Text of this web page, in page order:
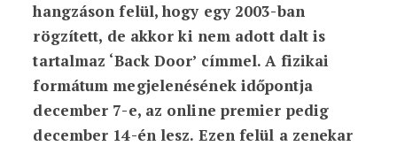
hangzáson felül, hogy egy 2003-ban
rögzített, de akkor ki nem adott dalt is
tartalmaz ‘Back Door’ címmel. A fizikai
formátum megjelenésének időpontja
december 7-e, az online premier pedig
december 14-én lesz. Ezen felül a zenekar